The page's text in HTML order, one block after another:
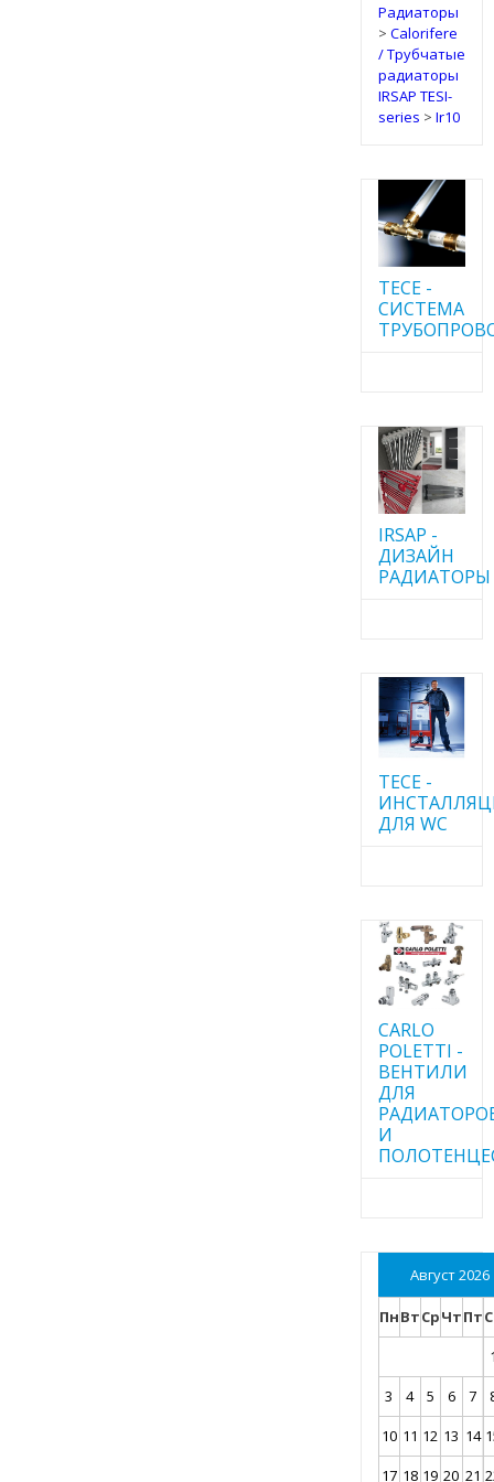
Радиаторы
> Calorifere
/ Трубчатые
радиаторы
IRSAP TESI-
series > Ir10
TECE -
CИСТЕМА
IRSAP -
ДИЗАЙН
РАДИАТОРЫ
TECE -
ДЛЯ WC
CARLO
POLETTI -
ВЕНТИЛИ
ДЛЯ
И
Август 2026
ПнВтСрЧтПт
3
4 5 6 7
10 11 12 13 14
17 18 19 20 21